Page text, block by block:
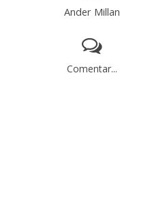
Ander Millan
Comentar...